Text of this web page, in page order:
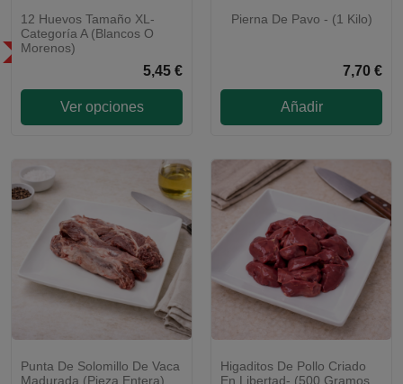
SÓLO EN LA COMUNIDAD DE
12 Huevos Tamaño XL-
Categoría A (Blancos O
Morenos)
5,45 €
Ver opciones
Pierna De Pavo - (1 Kilo)
7,70 €
Añadir
Punta De Solomillo De Vaca
Madurada (pieza Entera)
CRIADO EN LIBERTAD
Higaditos De Pollo Criado
En Libertad- (500 Gramos